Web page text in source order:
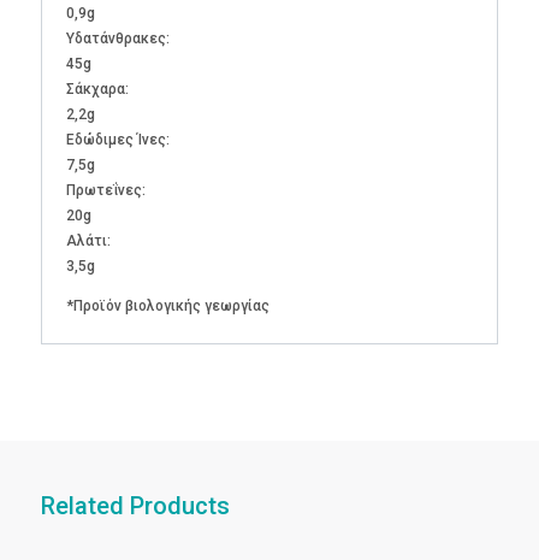
0,9g
Υδατάνθρακες:
45g
Σάκχαρα:
2,2g
Εδώδιμες Ίνες:
7,5g
Πρωτεΐνες:
20g
Αλάτι:
3,5g
*Προϊόν βιολογικής γεωργίας
Related Products